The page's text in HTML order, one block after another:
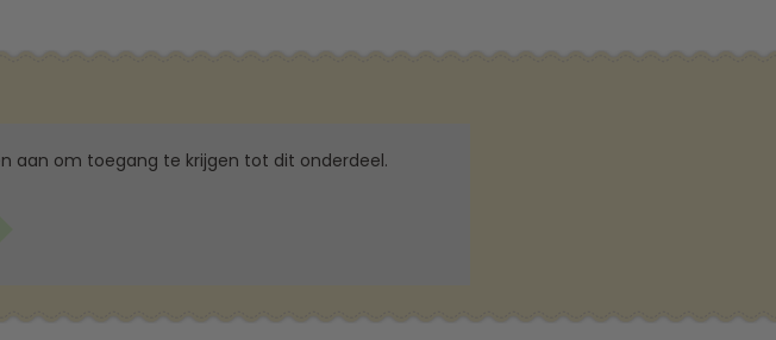
aan om toegang te krijgen tot dit onderdeel.